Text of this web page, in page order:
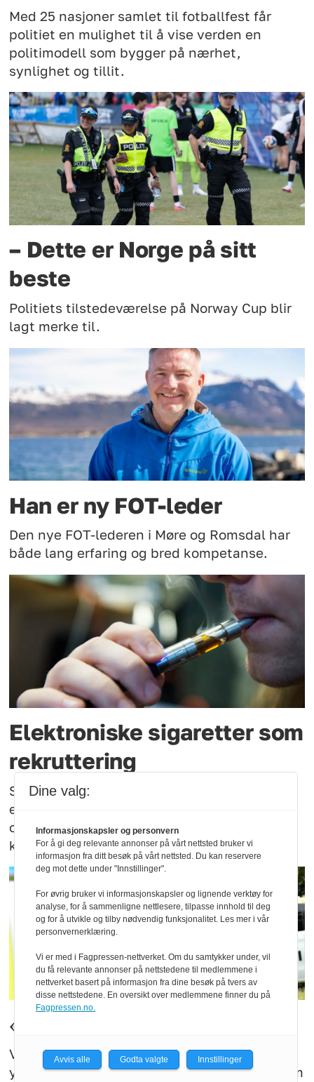
Med 25 nasjoner samlet til fotballfest får
politiet en mulighet til å vise verden en
politimodell som bygger på nærhet,
synlighet og tillit.
– Dette er Norge på sitt
beste
Politiets tilstedeværelse på Norway Cup blir
lagt merke til.
Han er ny FOT-leder
Den nye FOT-lederen i Møre og Romsdal har
både lang erfaring og bred kompetanse.
Elektroniske sigaretter som
rekruttering
Sju personer er siktet for å ha solgt
elektroniske sigaretter for å rekruttere barn
og ungdom til narkotikasalg og annen
kriminalitet.
«Vi ser at det virker»
Vi ser flere alvorlige voldshendelser. Vi ser
yngre gjerningspersoner. Vi ser narkotika som
Dine valg:
Informasjonskapsler og personvern
For å gi deg relevante annonser på vårt nettsted bruker vi
informasjon fra ditt besøk på vårt nettsted. Du kan reservere
deg mot dette under "Innstillinger".
For øvrig bruker vi informasjonskapsler og lignende verktøy for
analyse, for å sammenligne nettlesere, tilpasse innhold til deg
og for å utvikle og tilby nødvendig funksjonalitet. Les mer i vår
personvernerklæring.
Vi er med i Fagpressen-nettverket. Om du samtykker under, vil
du få relevante annonser på nettstedene til medlemmene i
nettverket basert på informasjon fra dine besøk på tvers av
disse nettstedene. En oversikt over medlemmene finner du på
Fagpressen.no.
Avvis alle Godta valgte Innstillinger